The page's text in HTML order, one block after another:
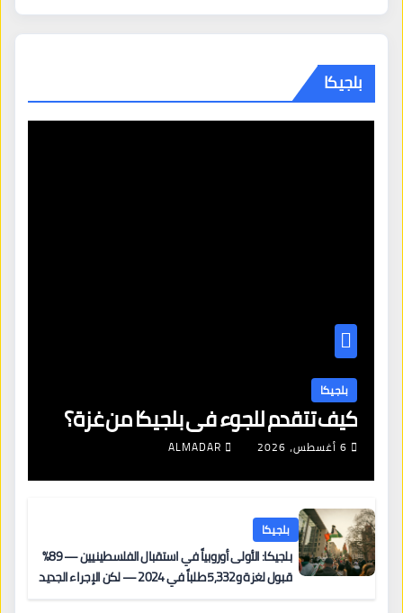
بلجيكا
بلجيكا
كيف تتقدم للجوء في بلجيكا من غزة؟
6 أغسطس، 2026 ALMADAR
بلجيكا
بلجيكا: الأولى أوروبياً في استقبال الفلسطينيين — 89%
قبول لغزة و5,332 طلباً في 2024 — لكن الإجراء الجديد